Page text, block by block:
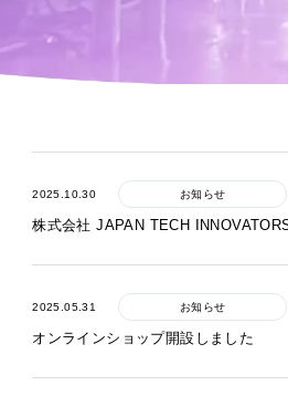
2025.10.30 お知らせ
株式会社 JAPAN TECH
2025.05.31 お知らせ
オンラインショップ開設しました